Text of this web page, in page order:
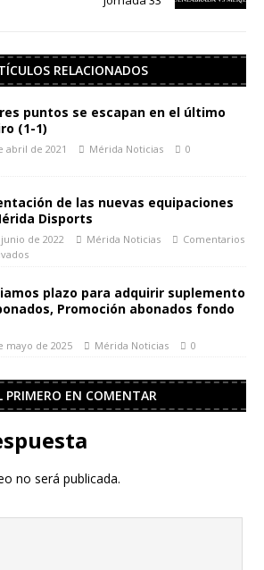
RELACIONADOS
puntos se escapan en el último
(1-1)
abril de 2021 Mérida Noticias 0
de las nuevas equipaciones
Disports
de 2022 Mérida Noticias
Comentarios
plazo para adquirir suplemento
Promoción abonados fondo
mayo de 2025 Mérida Noticias 0
PRIMERO EN COMENTAR
no será publicada.